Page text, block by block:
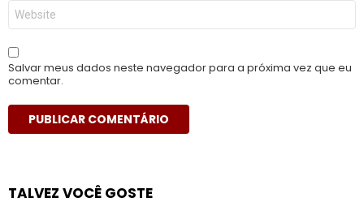
Site
Salvar meus dados neste navegador para a próxima vez que eu
comentar.
TALVEZ VOCÊ GOSTE